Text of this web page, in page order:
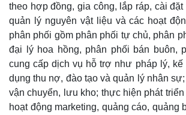
theo hợp đồng, gia công, lắp ráp, cài đặt
quản lý nguyên vật liệu và các hoạt
phân phối gồm phân phối tự chủ, phân
đại lý hoa hồng, phân phối bán buôn,
cung cấp dịch vụ hỗ trợ như pháp lý, kế
dụng thu nợ, đào tạo và quản lý nhân
vận chuyển, lưu kho; thực hiện phát
hoạt động marketing, quảng cáo, quảng